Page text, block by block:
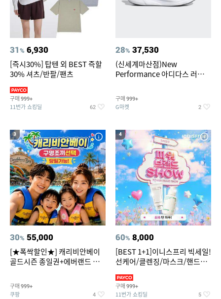
31% 6,930
[즉시30%] 탑텐 외 BEST 즉할
30% 셔츠/반팔/팬츠
구매 999+
11번가 쇼킹딜 62
28% 37,530
(신세계마산점)New
Performance 아디다스 러닝화
구매 999+
G마켓 2
3
30% 55,000
[★폭싹할인★] 캐리비안베이
골드시즌 종일권+에버랜드 오
구매 999+
쿠팡 4
4
60% 8,000
[BEST 1+1]이니스프리 빅세일!
선케어/클렌징/마스크/핸드크
구매 999+
11번가 쇼킹딜 5